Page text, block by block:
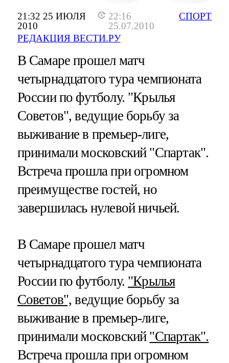
21:32 25 ИЮЛЯ
2010
22:16
25.07.2010
РЕДАКЦИЯ ВЕСТИ.РУ
СПОРТ
В Самаре прошел матч
четырнадцатого тура чемпионата
России по футболу. "Крылья
Советов", ведущие борьбу за
выживание в премьер-лиге,
принимали московский "Спартак".
Встреча прошла при огромном
преимуществе гостей, но
завершилась нулевой ничьей.
В Самаре прошел матч
четырнадцатого тура чемпионата
России по футболу. "Крылья
Советов", ведущие борьбу за
выживание в премьер-лиге,
принимали московский "Спартак".
Встреча прошла при огромном